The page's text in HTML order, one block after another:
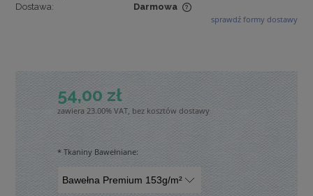
Dostawa:
Darmowa
Cena nie zawiera ewentualnych kosztów płatności
sprawdź formy dostawy
54,00 zł
zawiera 23.00% VAT, bez kosztów dostawy
* Tkaniny Bawełniane: